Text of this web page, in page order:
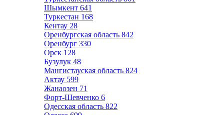
Шымкент 641
Туркестан 168
Кентау 28
Оренбургская область 842
Оренбург 330
Орск 128
Бузулук 48
Мангистауская область 824
Актау 599
Жанаозен 71
Форт-Шевченко 6
Одесская область 822